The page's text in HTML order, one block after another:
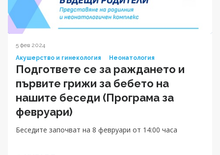
5 фев 2024
Акушерство и гинекология
Неонатология
Подгответе се за раждането и
първите грижи за бебето на
нашите беседи (Програма за
февруари)
Беседите започват на 8 февруари от 14:00 часа